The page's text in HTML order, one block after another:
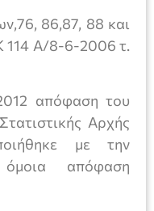
86,87, 88 και
Α/8-6-2006 τ.
απόφαση του
Αρχής
με την
όμοια απόφαση